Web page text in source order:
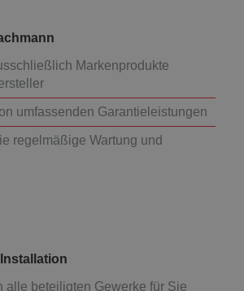
Markenprodukte
umfassenden Garantieleistungen
regelmäßige Wartung und
alle beteiligten Gewerke für Sie